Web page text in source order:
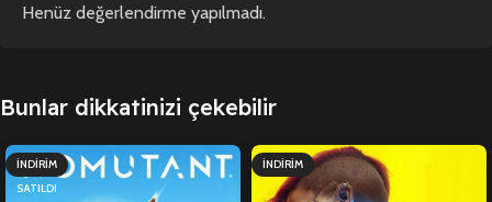
Henüz değerlendirme yapılmadı.
Bunlar dikkatinizi çekebilir
İNDIRIM
SATILDI
İNDIRIM